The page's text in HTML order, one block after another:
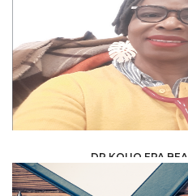
DR KOUO EPA
HEALTH, MEDICAL,